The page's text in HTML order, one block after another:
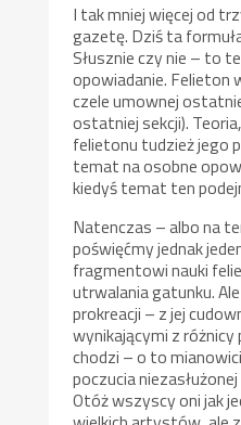
I tak mniej więcej od
gazetę. Dziś ta
Słusznie czy nie – to
opowiadanie. Felieton
czele umownej
ostatniej sekcji).
felietonu tudzież jego
temat na osobne
kiedyś temat ten
Natenczas – albo na
poświęćmy jednak
fragmentowi nauki
utrwalania gatunku.
prokreacji – z jej
wynikającymi z różnicy
chodzi – o to
poczucia
Otóż wszyscy oni jak